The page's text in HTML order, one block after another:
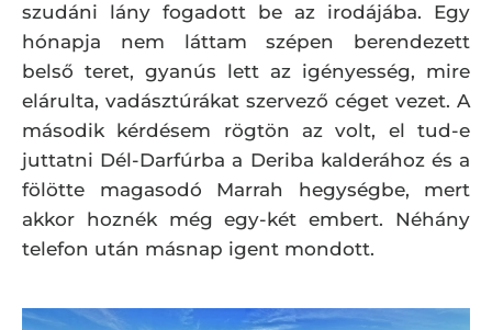
szudáni lány fogadott be az irodájába. Egy
hónapja nem láttam szépen berendezett
belső teret, gyanús lett az igényesség, mire
elárulta, vadásztúrákat szervező céget vezet. A
második kérdésem rögtön az volt, el tud-e
juttatni Dél-Darfúrba a Deriba kalderához és a
fölötte magasodó Marrah hegységbe, mert
akkor hoznék még egy-két embert. Néhány
telefon után másnap igent mondott.